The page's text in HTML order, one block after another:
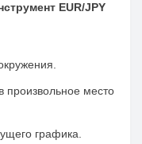
EUR/JPY
место
графика.